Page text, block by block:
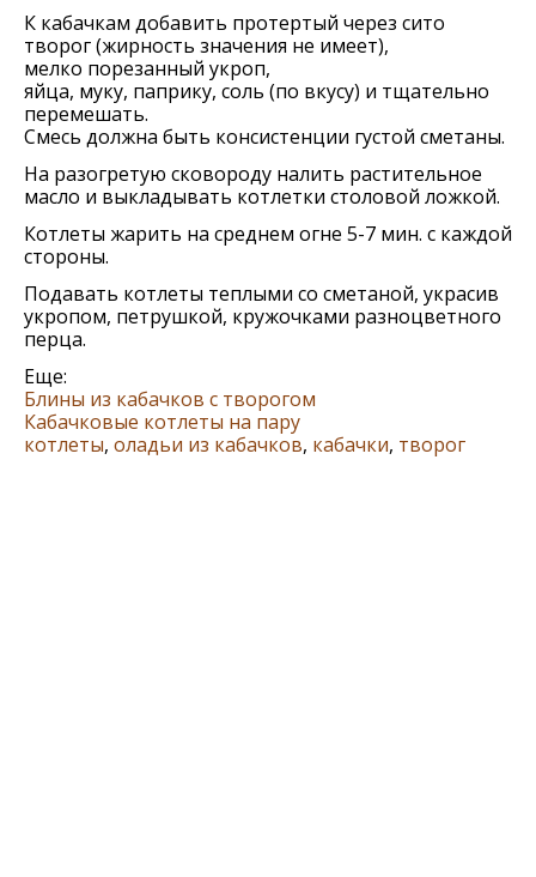
К кабачкам добавить протертый через сито
творог (жирность значения не имеет),
мелко порезанный укроп,
яйца, муку, паприку, соль (по вкусу) и тщательно
перемешать.
Смесь должна быть консистенции густой сметаны.
На разогретую сковороду налить растительное
масло и выкладывать котлетки столовой ложкой.
Котлеты жарить на среднем огне 5-7 мин. с каждой
стороны.
Подавать котлеты теплыми со сметаной, украсив
укропом, петрушкой, кружочками разноцветного
перца.
Еще:
Блины из кабачков с творогом
Кабачковые котлеты на пару
котлеты, оладьи из кабачков, кабачки, творог